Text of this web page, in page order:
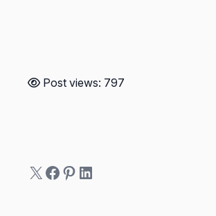
Post views: 797
X Facebook
Pinterest
LinkedIn